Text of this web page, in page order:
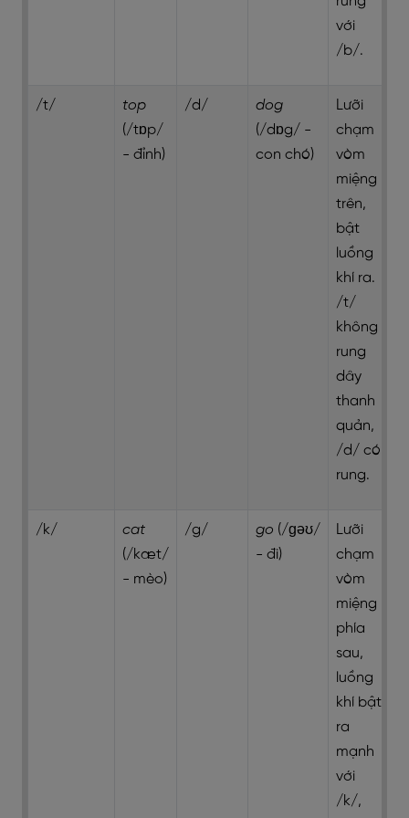
với
/b/.
/t/
top
(/tɒp/
- đỉnh)
/d/
dog
(/dɒg/ -
con chó)
Lưỡi
chạm
vòm
miệng
trên,
bật
luồng
khí ra.
/t/
không
rung
dây
thanh
quản,
/d/ có
rung.
/k/
cat
(/kæt/
- mèo)
/g/ go (/ɡəʊ/
- đi)
Lưỡi
chạm
vòm
miệng
phía
sau,
luồng
khí bật
ra
mạnh
với
/k/,